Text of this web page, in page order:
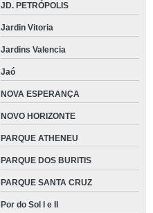
JD. PETRÓPOLIS
Jardin Vitoria
Jardins Valencia
Jaó
NOVA ESPERANÇA
NOVO HORIZONTE
PARQUE ATHENEU
PARQUE DOS BURITIS
PARQUE SANTA CRUZ
Por do Sol I e II